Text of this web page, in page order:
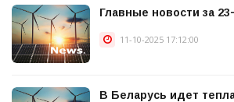
Главные новости за
11-10-2025 17:12:00
В Беларусь идет